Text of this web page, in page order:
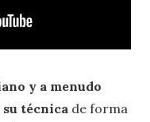
y a menudo
técnica de forma